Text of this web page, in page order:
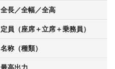
全長／全幅／全高
定員（座席＋立席＋乗務員）
名称（種類）
最高出力